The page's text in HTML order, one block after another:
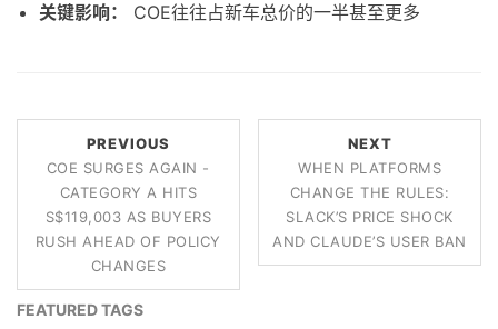
关键影响：
COE往往占新车总价的一半甚至更多
PREVIOUS
COE SURGES AGAIN -
CATEGORY A HITS
S$119,003 AS BUYERS
RUSH AHEAD OF POLICY
CHANGES
NEXT
WHEN PLATFORMS
CHANGE THE RULES:
SLACK’S PRICE SHOCK
AND CLAUDE’S USER BAN
FEATURED TAGS